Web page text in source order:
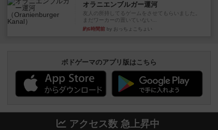
オラニエンブルガー運河
友人の所持してるゲームをさせてもらいました。
まだワーカーの置いていない...
約6時間前 by おっちょこちょい
ボドゲーマのアプリ版はこちら
アクセス数 急上昇中